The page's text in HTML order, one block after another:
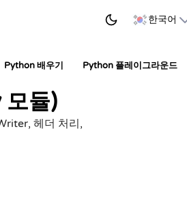
한국어
Python 배우기 Python 플레이그라운드
모듈)
헤더 처리,